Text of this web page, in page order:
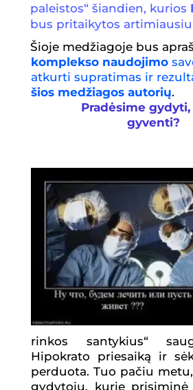
paleistos“ šiandien, kurios
bus pritaikytos
Šioje medžiagoje bus
komplekso naudojimo
atkurti supratimas ir
šios medžiagos autorių.
Pradėsime gydyti,
gyventi?
rinkos santykius“
Hipokrato priesaiką ir
perduota. Tuo pačiu
gydytojų, kurie prisiminė